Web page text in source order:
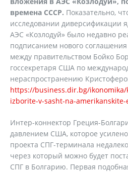
времена СССР. Показательно,
исследовании диверсификации
АЭС «Козлодуй» было недавно
подписанием нового
между правительством Бойко
госсекретаря США по
нераспространению
https://business.dir.bg/ikonomika/
izborite-v-sasht-na-
Интер-коннектор Греция-
давлением США, которое
проекта СПГ-терминала
через который можно будет
СПГ в Болгарию. Первая